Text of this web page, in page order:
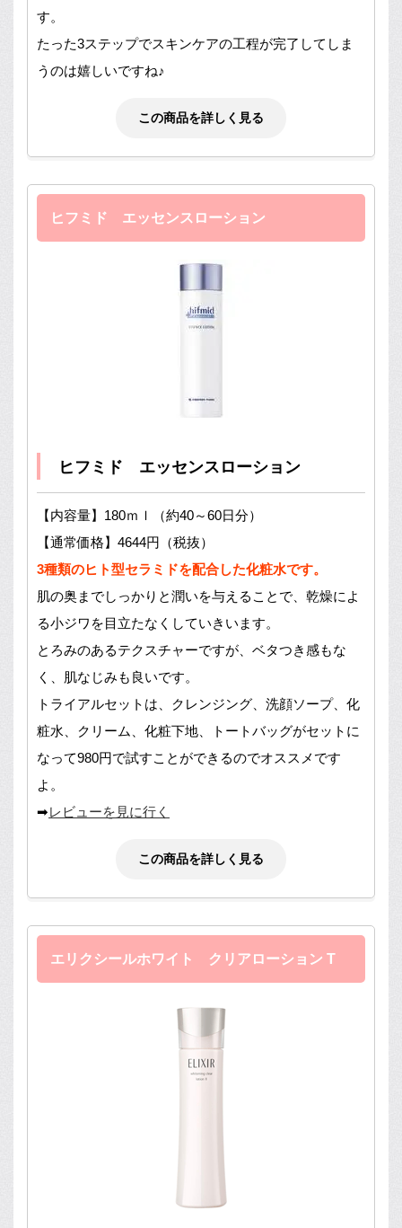
す。
たった3ステップでスキンケアの工程が完了してしま
うのは嬉しいですね♪
この商品を詳しく見る
ヒフミド エッセンスローション
ヒフミド エッセンスローション
【内容量】180ｍｌ（約40～60日分）
【通常価格】4644円（税抜）
3種類のヒト型セラミドを配合した化粧水です。
肌の奥までしっかりと潤いを与えることで、乾燥によ
る小ジワを目立たなくしていきいます。
とろみのあるテクスチャーですが、ベタつき感もな
く、肌なじみも良いです。
トライアルセットは、クレンジング、洗顔ソープ、化
粧水、クリーム、化粧下地、トートバッグがセットに
なって980円で試すことができるのでオススメです
よ。
➡レビューを見に行く
この商品を詳しく見る
エリクシールホワイト クリアローション T